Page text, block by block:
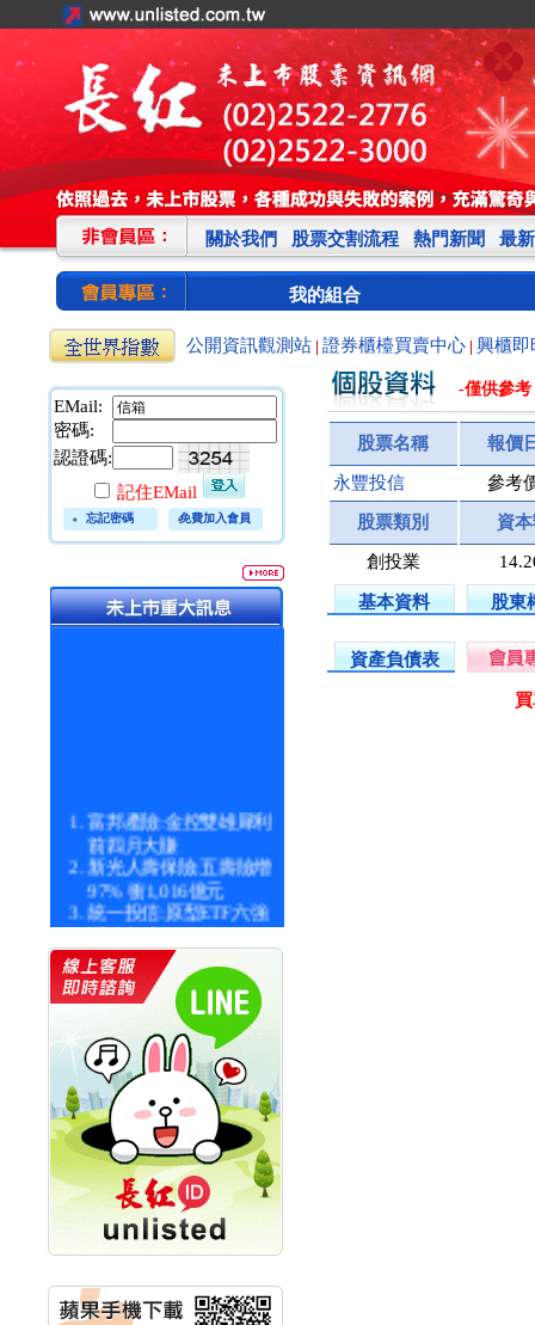
關於我們 股票交割流程 熱門新聞 最
我的組合
公開資訊觀測站 證券櫃檯買賣中心 興櫃即
EMail:
密碼:
認證碼:
記住EMail
忘記密碼 免費加入會員
富邦產險:金控雙雄犀利
前四月大賺
新光人壽保險:五壽險增
97% 衝1,016億元
統一投信:原型ETF六強
漲逾九成
統一投信:主動式ETF溢
價 被盯上
新光人壽保險:新壽Q1外
價金將達996億
宇辰系統科技:宇辰業績
創新高 啟動興櫃轉上櫃
計畫
明緯企業:明緯永續科技
競賽 以電源驅動善的力
量
秀育企業:秀育SHO-U儲
能系統 獲國內首張CNS
認證
聯博投信:聯博00404A
華旭先進:代重要子公司
碩通散熱股份有限公司
-僅供參考
股票名稱 報價
永豐投信 參考
股票類別 資
創投業
基本資料 股東
資產負債表